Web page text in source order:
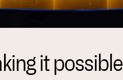
it possible